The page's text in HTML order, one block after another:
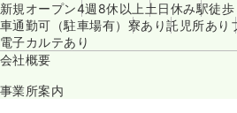
新規オープン4週8休以上 土日休み駅徒
車通勤可（駐車場有） 寮あり託児所あり
電子カルテあり
会社概要
事業所案内